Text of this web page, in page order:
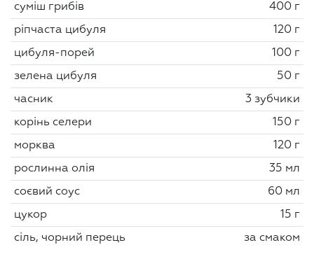
суміш грибів 400 г
ріпчаста цибуля 120 г
цибуля-порей 100 г
зелена цибуля 50 г
часник 3 зубчики
корінь селери 150 г
морква 120 г
рослинна олія 35 мл
соєвий соус 60 мл
цукор 15 г
сіль, чорний перець за смаком